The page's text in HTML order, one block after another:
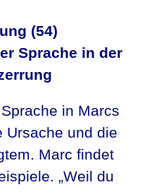
(54)
Sprache in der
in Marcs
Ursache und die
Marc findet
„Weil du